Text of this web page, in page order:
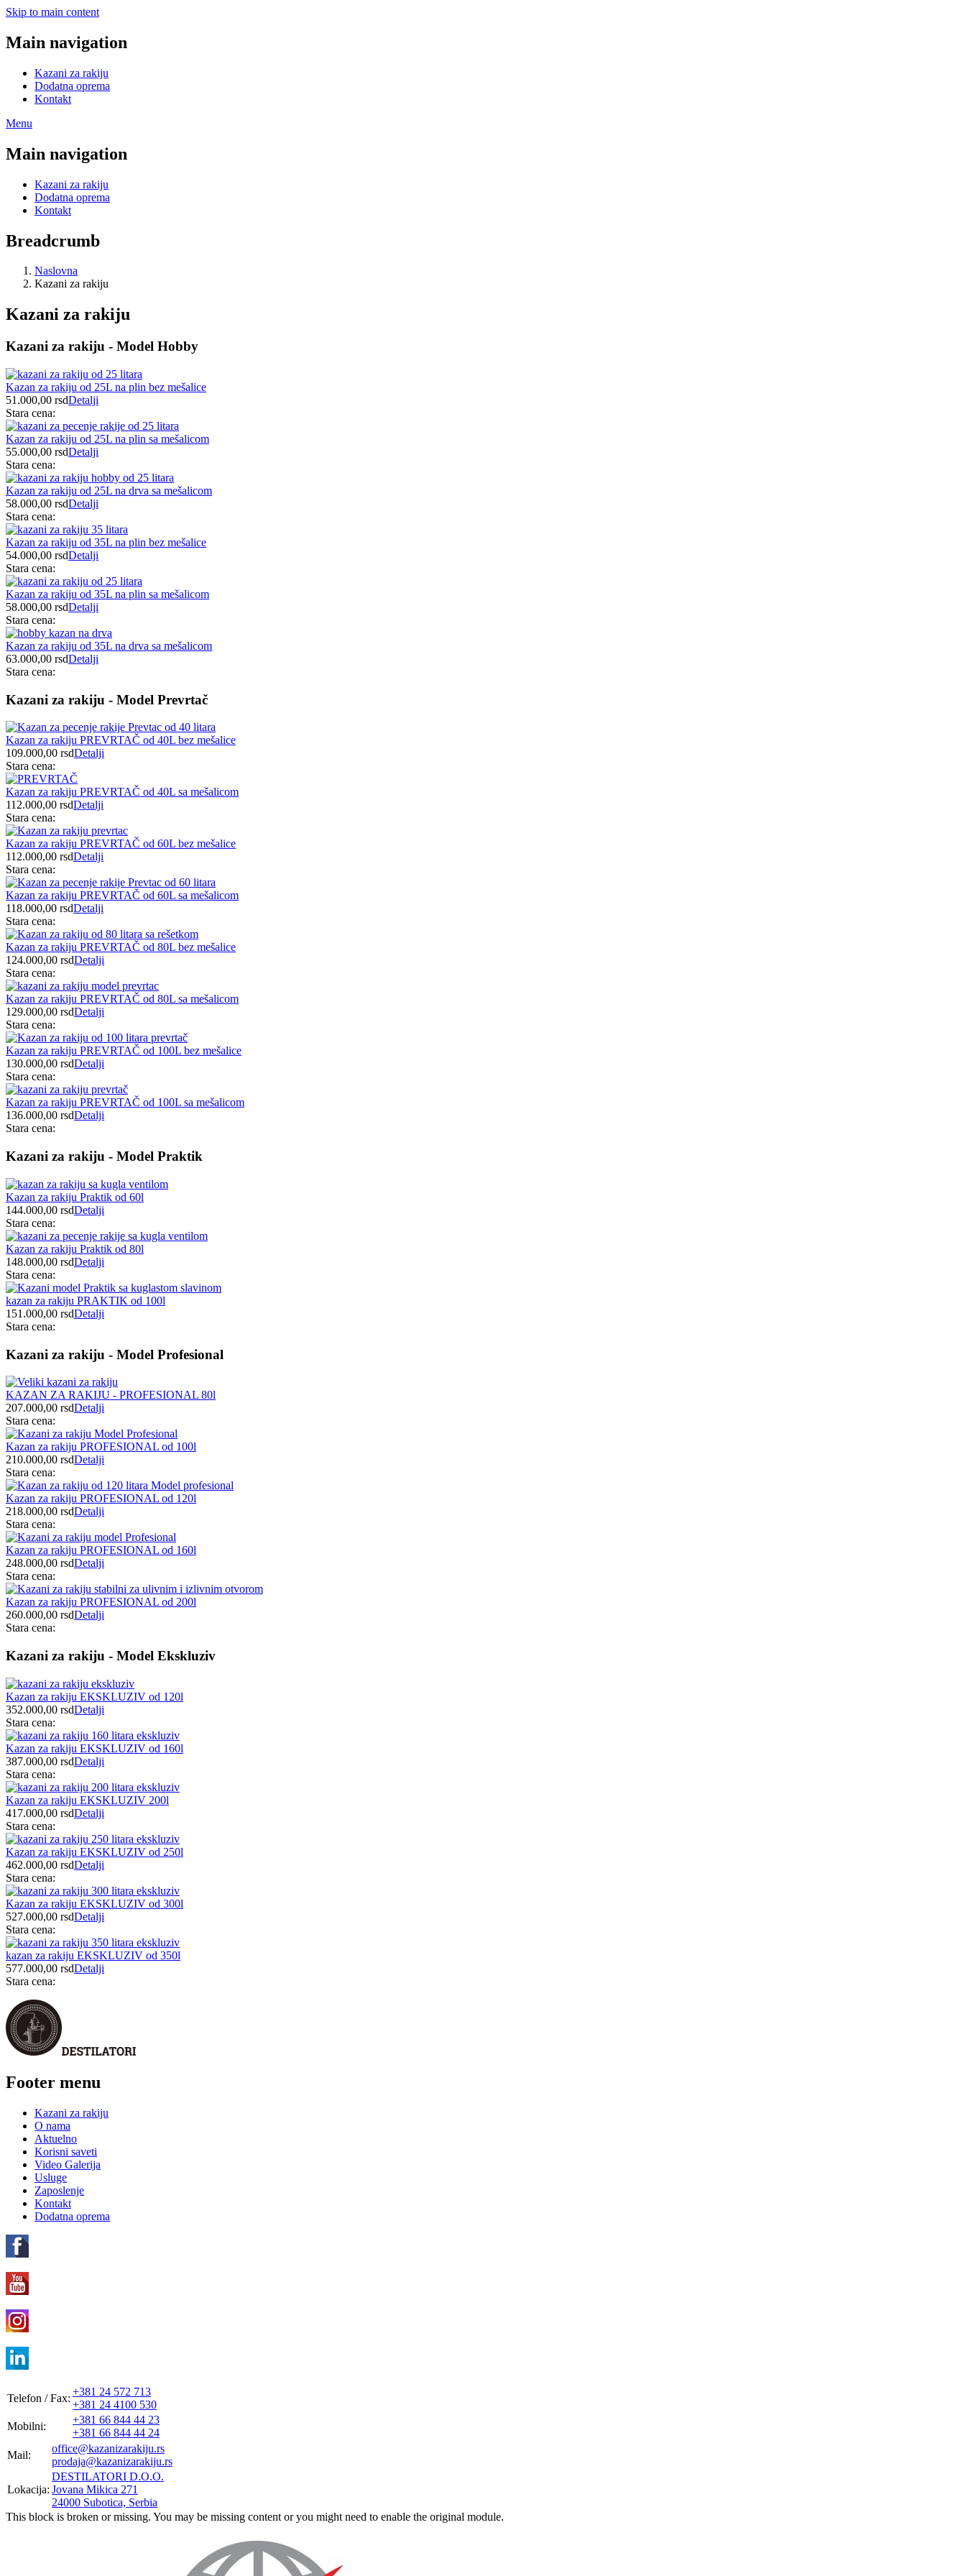
Skip to main content
Main navigation
Kazani za rakiju
Dodatna oprema
Kontakt
Menu
Main navigation
Kazani za rakiju
Dodatna oprema
Kontakt
Breadcrumb
Naslovna
Kazani za rakiju
Kazani za rakiju
Kazani za rakiju - Model Hobby
Kazan za rakiju od 25L na plin bez mešalice
51.000,00 rsdDetalji
Stara cena:
Kazan za rakiju od 25L na plin sa mešalicom
55.000,00 rsdDetalji
Stara cena:
Kazan za rakiju od 25L na drva sa mešalicom
58.000,00 rsdDetalji
Stara cena:
Kazan za rakiju od 35L na plin bez mešalice
54.000,00 rsdDetalji
Stara cena:
Kazan za rakiju od 35L na plin sa mešalicom
58.000,00 rsdDetalji
Stara cena:
Kazan za rakiju od 35L na drva sa mešalicom
63.000,00 rsdDetalji
Stara cena:
Kazani za rakiju - Model Prevrtač
Kazan za rakiju PREVRTAČ od 40L bez mešalice
109.000,00 rsdDetalji
Stara cena:
Kazan za rakiju PREVRTAČ od 40L sa mešalicom
112.000,00 rsdDetalji
Stara cena:
Kazan za rakiju PREVRTAČ od 60L bez mešalice
112.000,00 rsdDetalji
Stara cena:
Kazan za rakiju PREVRTAČ od 60L sa mešalicom
118.000,00 rsdDetalji
Stara cena:
Kazan za rakiju PREVRTAČ od 80L bez mešalice
124.000,00 rsdDetalji
Stara cena:
Kazan za rakiju PREVRTAČ od 80L sa mešalicom
129.000,00 rsdDetalji
Stara cena:
Kazan za rakiju PREVRTAČ od 100L bez mešalice
130.000,00 rsdDetalji
Stara cena:
Kazan za rakiju PREVRTAČ od 100L sa mešalicom
136.000,00 rsdDetalji
Stara cena:
Kazani za rakiju - Model Praktik
Kazan za rakiju Praktik od 60l
144.000,00 rsdDetalji
Stara cena:
Kazan za rakiju Praktik od 80l
148.000,00 rsdDetalji
Stara cena:
kazan za rakiju PRAKTIK od 100l
151.000,00 rsdDetalji
Stara cena:
Kazani za rakiju - Model Profesional
KAZAN ZA RAKIJU - PROFESIONAL 80l
207.000,00 rsdDetalji
Stara cena:
Kazan za rakiju PROFESIONAL od 100l
210.000,00 rsdDetalji
Stara cena:
Kazan za rakiju PROFESIONAL od 120l
218.000,00 rsdDetalji
Stara cena:
Kazan za rakiju PROFESIONAL od 160l
248.000,00 rsdDetalji
Stara cena:
Kazan za rakiju PROFESIONAL od 200l
260.000,00 rsdDetalji
Stara cena:
Kazani za rakiju - Model Ekskluziv
Kazan za rakiju EKSKLUZIV od 120l
352.000,00 rsdDetalji
Stara cena:
Kazan za rakiju EKSKLUZIV od 160l
387.000,00 rsdDetalji
Stara cena:
Kazan za rakiju EKSKLUZIV 200l
417.000,00 rsdDetalji
Stara cena:
Kazan za rakiju EKSKLUZIV od 250l
462.000,00 rsdDetalji
Stara cena:
Kazan za rakiju EKSKLUZIV od 300l
527.000,00 rsdDetalji
Stara cena:
kazan za rakiju EKSKLUZIV od 350l
577.000,00 rsdDetalji
Stara cena:
Footer menu
Kazani za rakiju
O nama
Aktuelno
Korisni saveti
Video Galerija
Usluge
Zaposlenje
Kontakt
Dodatna oprema
Telefon / Fax:
+381 24 572 713
+381 24 4100 530
Mobilni:
+381 66 844 44 23
+381 66 844 44 24
Mail:
office@kazanizarakiju.rs
prodaja@kazanizarakiju.rs
Lokacija:
DESTILATORI D.O.O.
Jovana Mikica 271
24000 Subotica, Serbia
This block is broken or missing. You may be missing content or you might need to enable the original module.